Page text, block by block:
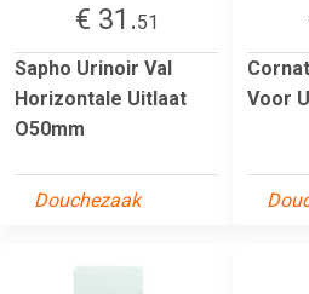
€ 31.51
Sapho Urinoir Val
Horizontale Uitlaat
O50mm
Douchezaak
Voor